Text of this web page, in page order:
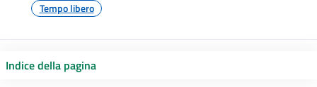
Tempo libero
Indice della pagina